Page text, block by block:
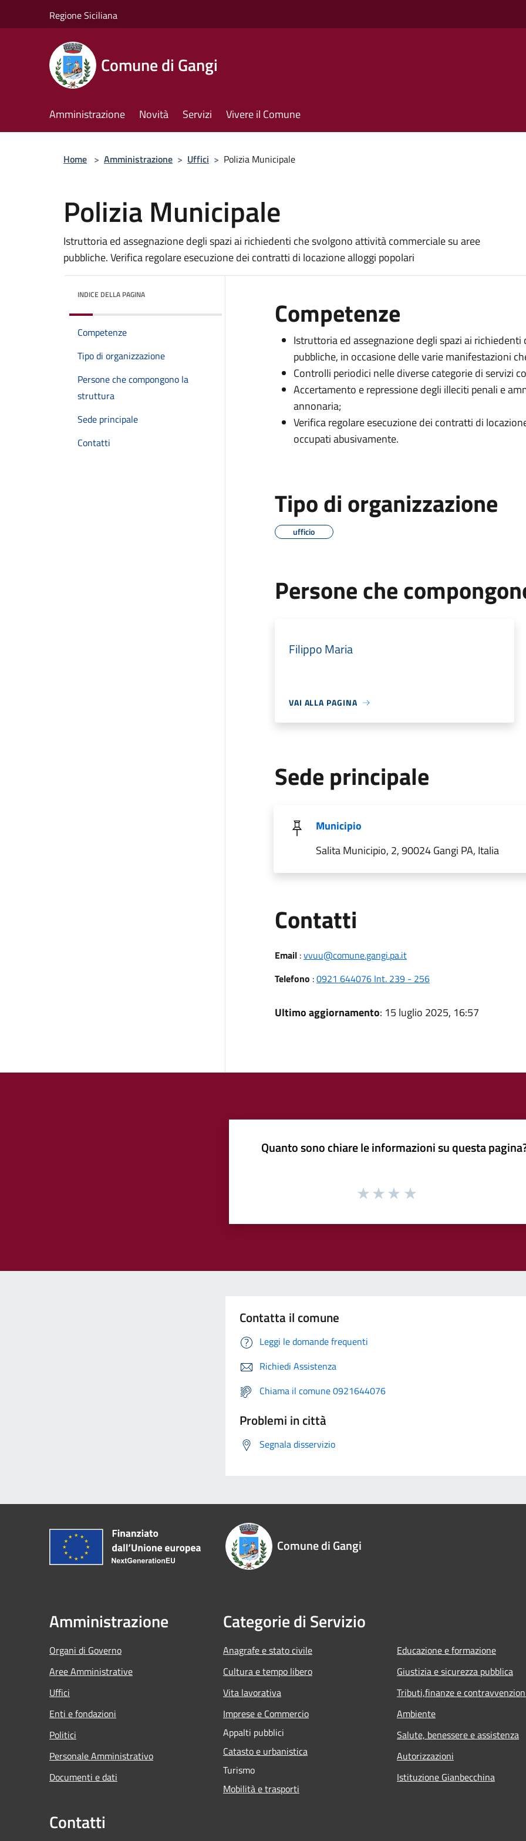
Regione Siciliana
Comune di Gangi
Amministrazione Novità Servizi Vivere il Comune
Home > Amministrazione > Uffici > Polizia Municipale
Polizia Municipale
Istruttoria ed assegnazione degli spazi ai richiedenti che svolgono attività commerciale su aree
pubbliche. Verifica regolare esecuzione dei contratti di locazione alloggi popolari
INDICE DELLA PAGINA
Competenze
Tipo di organizzazione
Persone che compongono la
struttura
Sede principale
Contatti
Competenze
Istruttoria ed assegnazione degli spazi ai
pubbliche, in occasione delle varie manifestazioni
Controlli periodici nelle diverse categorie di servizi
Accertamento e repressione degli illeciti penali e
annonaria;
Verifica regolare esecuzione dei contratti di
occupati abusivamente.
Tipo di organizzazione
ufficio
Persone che
Filippo Maria
VAI ALLA PAGINA
Sede principale
Municipio
Salita Municipio, 2, 90024 Gangi PA, Italia
Contatti
Email:vvuu@comune.gangi.pa.it
Telefono :0921 644076 Int. 239 - 256
Ultimo aggiornamento: 15 luglio 2025, 16:57
Quanto sono chiare le informazioni su questa
Contatta il comune
Leggi le domande frequenti
Richiedi Assistenza
Chiama il comune 0921644076
Problemi in città
Segnala disservizio
Comune di Gangi
Amministrazione
Organi di Governo
Aree Amministrative
Uffici
Enti e fondazioni
Politici
Personale Amministrativo
Documenti e dati
Categorie di Servizio
Anagrafe e stato civile
Cultura e tempo libero
Vita lavorativa
Imprese e Commercio
Appalti pubblici
Catasto e urbanistica
Turismo
Mobilità e trasporti
Educazione e formazione
Giustizia e sicurezza pubblica
Tributi,finanze e
Ambiente
Salute, benessere e assistenza
Autorizzazioni
Istituzione Gianbecchina
Contatti